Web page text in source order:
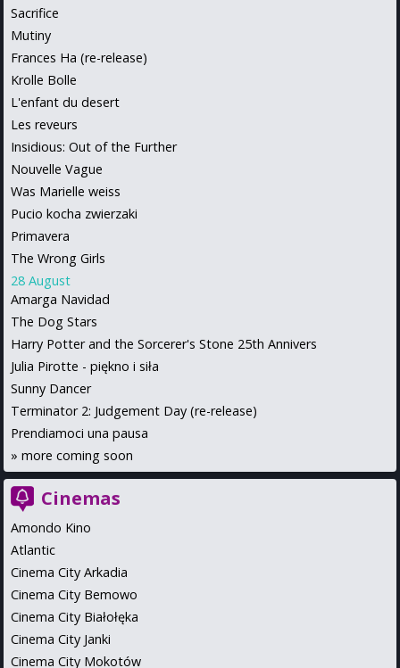
Sacrifice
Mutiny
Frances Ha (re-release)
Krolle Bolle
L'enfant du desert
Les reveurs
Insidious: Out of the Further
Nouvelle Vague
Was Marielle weiss
Pucio kocha zwierzaki
Primavera
The Wrong Girls
28 August
Amarga Navidad
The Dog Stars
Harry Potter and the Sorcerer's Stone 25th Annivers
Julia Pirotte - piękno i siła
Sunny Dancer
Terminator 2: Judgement Day (re-release)
Prendiamoci una pausa
» more coming soon
Cinemas
Amondo Kino
Atlantic
Cinema City Arkadia
Cinema City Bemowo
Cinema City Białołęka
Cinema City Janki
Cinema City Mokotów